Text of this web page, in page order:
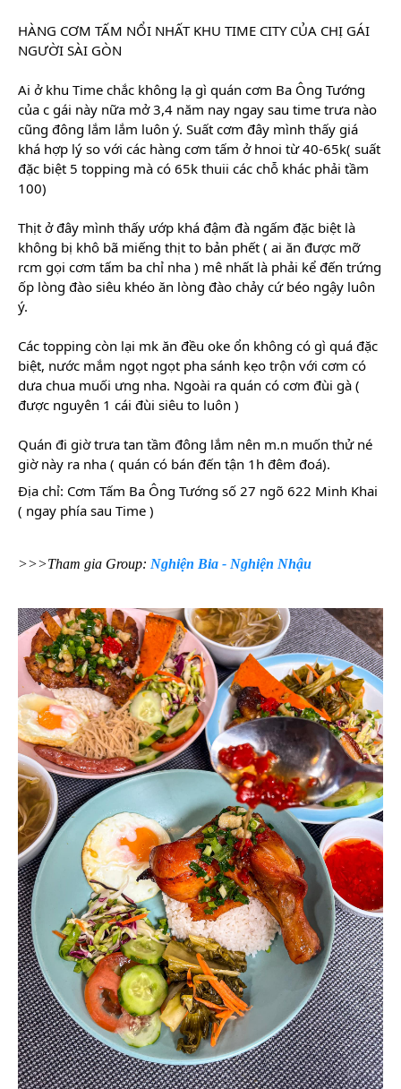
HÀNG CƠM TẤM NỔI NHẤT KHU TIME CITY CỦA CHỊ GÁI
NGƯỜI SÀI GÒN
Ai ở khu Time chắc không lạ gì quán cơm Ba Ông Tướng
của c gái này nữa mở 3,4 năm nay ngay sau time trưa nào
cũng đông lắm lắm luôn ý. Suất cơm đây mình thấy giá
khá hợp lý so với các hàng cơm tấm ở hnoi từ 40-65k( suất
đặc biệt 5 topping mà có 65k thuii các chỗ khác phải tầm
100)
Thịt ở đây mình thấy ướp khá đậm đà ngấm đặc biệt là
không bị khô bã miếng thịt to bản phết ( ai ăn được mỡ
rcm gọi cơm tấm ba chỉ nha ) mê nhất là phải kể đến trứng
ốp lòng đào siêu khéo ăn lòng đào chảy cứ béo ngậy luôn
ý.
Các topping còn lại mk ăn đều oke ổn không có gì quá đặc
biệt, nước mắm ngọt ngọt pha sánh kẹo trộn với cơm có
dưa chua muối ưng nha. Ngoài ra quán có cơm đùi gà (
được nguyên 1 cái đùi siêu to luôn )
Quán đi giờ trưa tan tầm đông lắm nên m.n muốn thử né
giờ này ra nha ( quán có bán đến tận 1h đêm đoá).
Địa chỉ: Cơm Tấm Ba Ông Tướng số 27 ngõ 622 Minh Khai
( ngay phía sau Time )
>>>Tham gia Group: Nghiện Bia - Nghiện Nhậu